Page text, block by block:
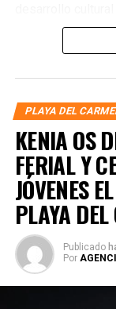
compartido
por el
PLAYA DEL
KENIA OS
FERIAL Y
JÓVENES
PLAYA
Publicado
Por